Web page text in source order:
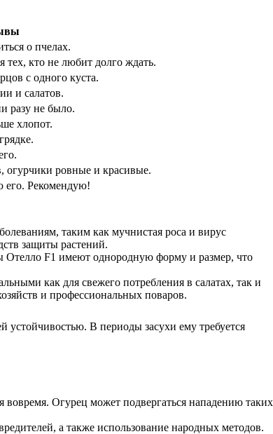
о пчелах.
тех, кто не любит долго ждать.
с одного куста.
и салатов.
разу не было.
хлопот.
огурчики ровные и красивые.
его. Рекомендую!
таким как мучнистая роса и вирус
защиты растений.
Отелло F1 имеют однородную форму и размер, что
как для свежего потребления в салатах, так и
и профессиональных поваров.
устойчивостью. В периоды засухи ему требуется
Огурец может подвергаться нападению таких
а также использование народных методов.